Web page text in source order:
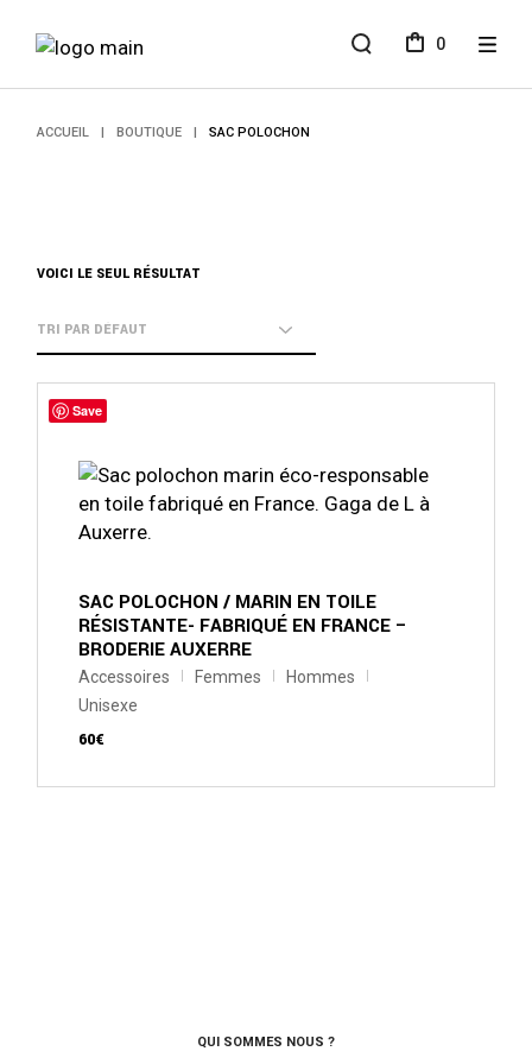
contenu
0
ACCUEIL BOUTIQUE SAC POLOCHON
VOICI LE SEUL RÉSULTAT
Save
SAC POLOCHON / MARIN EN TOILE
RÉSISTANTE- FABRIQUÉ EN FRANCE –
BRODERIE AUXERRE
Accessoires Femmes
Hommes
Unisexe
60€
Ce
produit
variations.
options
peuvent
page
produit
QUI SOMMES NOUS ?